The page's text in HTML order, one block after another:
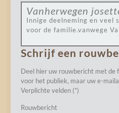
Vanherwegen
Innige deelneming en veel
voor de familie.vanwege
Schrijf een
Deel hier uw rouwbericht met de
voor het publiek, maar uw e-
Verplichte velden (*)
Rouwbericht